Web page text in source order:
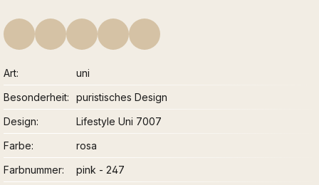
Art
uni
Besonderheit
puristisches Design
Design
Lifestyle Uni 7007
Farbe
rosa
Farbnummer
pink - 247